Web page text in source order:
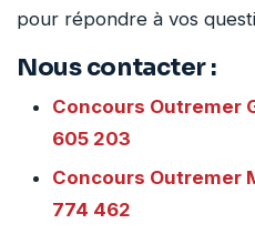
pour répondre à vos
Nous contacter :
Concours Outremer
605 203
Concours Outremer
774 462